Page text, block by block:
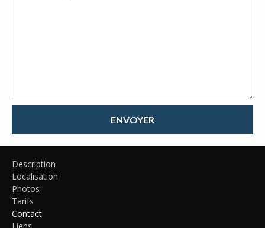
ENVOYER
Description
Localisation
Photos
Tarifs
Contact